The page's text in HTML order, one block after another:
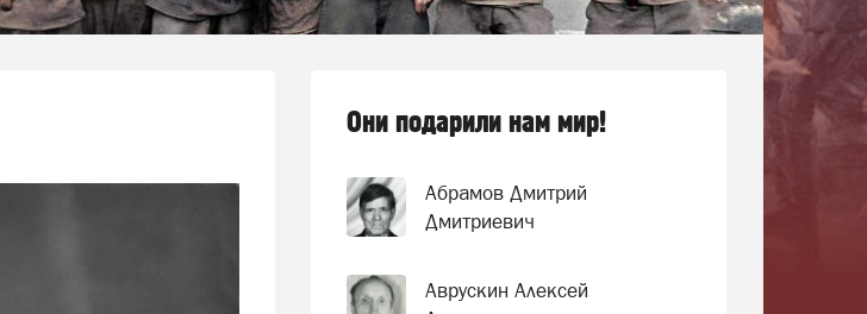
Они подарили нам мир!
Абрамов Дмитрий
Дмитриевич
Аврускин Алексей